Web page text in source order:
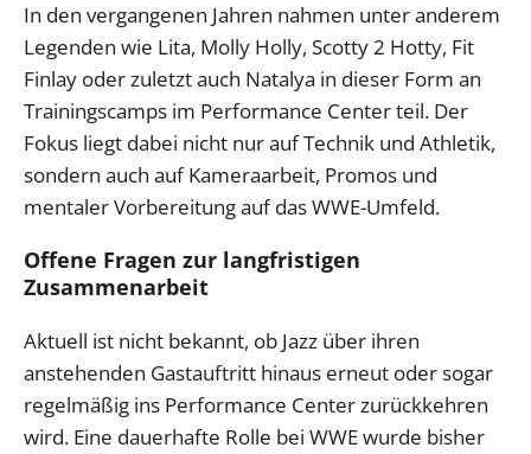
In den vergangenen Jahren nahmen unter anderem
Legenden wie Lita, Molly Holly, Scotty 2 Hotty, Fit
Finlay oder zuletzt auch Natalya in dieser Form an
Trainingscamps im Performance Center teil. Der
Fokus liegt dabei nicht nur auf Technik und Athletik,
sondern auch auf Kameraarbeit, Promos und
mentaler Vorbereitung auf das WWE-Umfeld.
Offene Fragen zur langfristigen
Zusammenarbeit
Aktuell ist nicht bekannt, ob Jazz über ihren
anstehenden Gastauftritt hinaus erneut oder sogar
regelmäßig ins Performance Center zurückkehren
wird. Eine dauerhafte Rolle bei WWE wurde bisher